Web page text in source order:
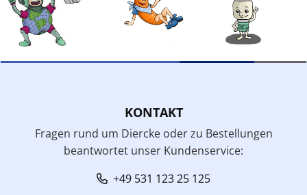
KONTAKT
Fragen rund um Diercke oder zu Bestellungen
beantwortet unser Kundenservice:
+49 531 123 25 125